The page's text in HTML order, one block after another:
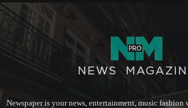
Newspaper is your news, entertainment, music fashion